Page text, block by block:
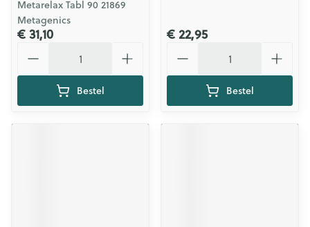
Metarelax Tabl 90 21869
Metagenics
€ 31,10
Bestel
€ 22,95
Bestel